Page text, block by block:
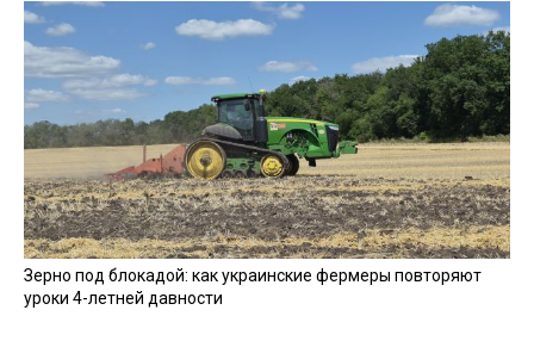
Зерно под блокадой: как украинские фермеры повторяют
уроки 4-летней давности